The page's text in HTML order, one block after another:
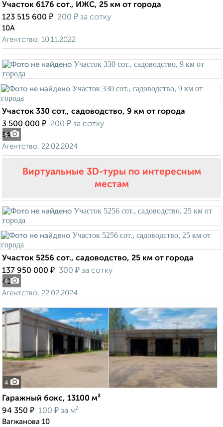
Участок 6176 сот., ИЖС, 25 км от города
123 515 600 ₽ 200 ₽ за сотку
10А
Агентство, 10.11.2022
6
Участок 330 сот., садоводство, 9 км от города
3 500 000 ₽ 200 ₽ за сотку
5А
Агентство, 22.02.2024
Виртуальные 3D-туры по интересным
местам
8
Участок 5256 сот., садоводство, 25 км от города
137 950 000 ₽ 300 ₽ за сотку
40
Агентство, 22.02.2024
4
Гаражный бокс, 13100 м²
94 350 ₽ 100 ₽ за м²
Вагжанова 10